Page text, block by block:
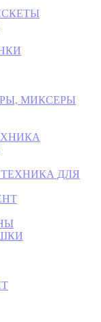
МИКСЕРЫ
ДЛЯ